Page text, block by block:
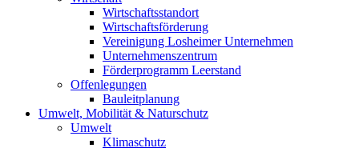
Wirtschaftsstandort
Wirtschaftsförderung
Vereinigung Losheimer Unternehmen
Unternehmenszentrum
Förderprogramm Leerstand
Offenlegungen
Bauleitplanung
Umwelt, Mobilität & Naturschutz
Umwelt
Klimaschutz